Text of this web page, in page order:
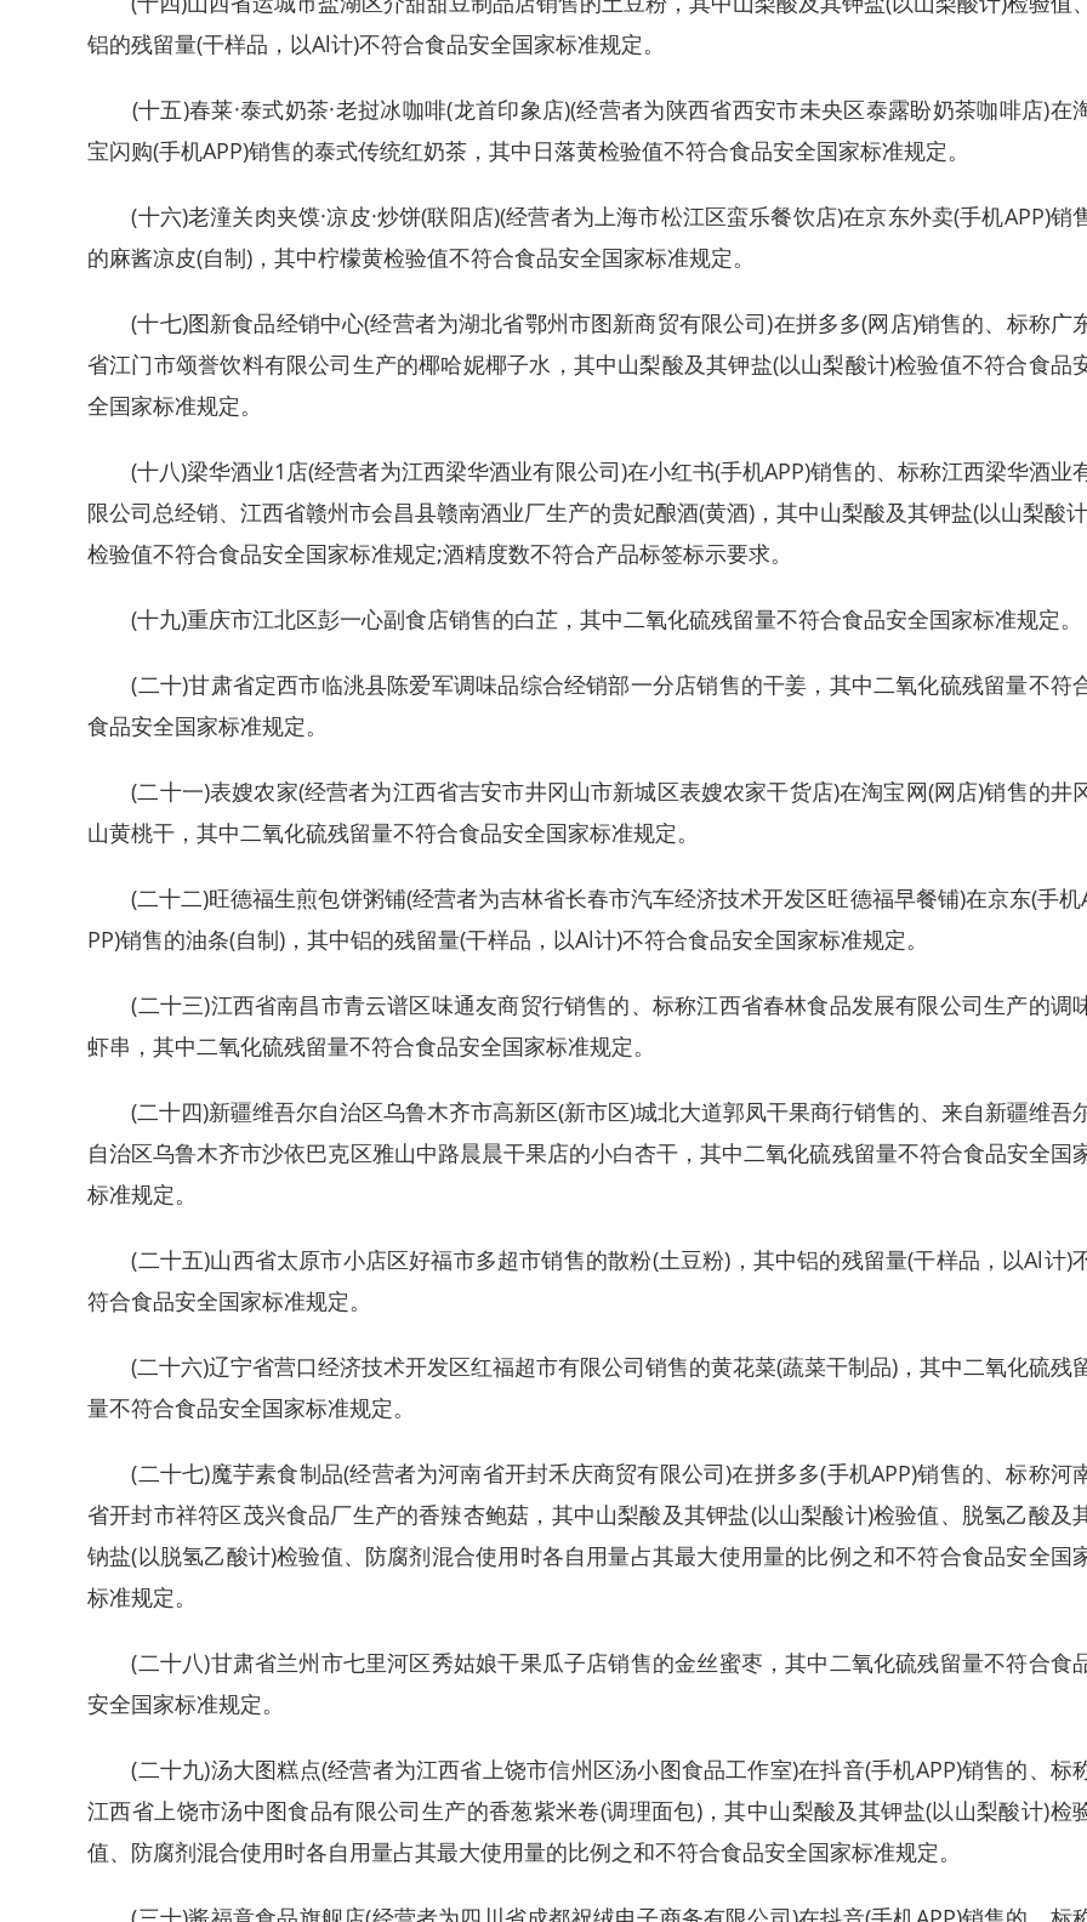
铝的残留量(干样品，以Al计)不符合食品安全国家标准规定。
(十五)春莱·泰式奶茶·老挝冰咖啡(龙首印象店)(经营者为陕西省西安市未央区泰露盼奶茶咖啡店)在
宝闪购(手机APP)销售的泰式传统红奶茶，其中日落黄检验值不符合食品安全国家标准规定。
(十六)老潼关肉夹馍·凉皮·炒饼(联阳店)(经营者为上海市松江区蛮乐餐饮店)在京东外卖(手机APP)销
的麻酱凉皮(自制)，其中柠檬黄检验值不符合食品安全国家标准规定。
(十七)图新食品经销中心(经营者为湖北省鄂州市图新商贸有限公司)在拼多多(网店)销售的、标称广
省江门市颂誉饮料有限公司生产的椰哈妮椰子水，其中山梨酸及其钾盐(以山梨酸计)检验值不符合食品
全国家标准规定。
(十八)梁华酒业1店(经营者为江西梁华酒业有限公司)在小红书(手机APP)销售的、标称江西梁华酒业
限公司总经销、江西省赣州市会昌县赣南酒业厂生产的贵妃酿酒(黄酒)，其中山梨酸及其钾盐(以山梨酸
检验值不符合食品安全国家标准规定;酒精度数不符合产品标签标示要求。
(十九)重庆市江北区彭一心副食店销售的白芷，其中二氧化硫残留量不符合食品安全国家标准规定。
(二十)甘肃省定西市临洮县陈爱军调味品综合经销部一分店销售的干姜，其中二氧化硫残留量不符
食品安全国家标准规定。
(二十一)表嫂农家(经营者为江西省吉安市井冈山市新城区表嫂农家干货店)在淘宝网(网店)销售的井
山黄桃干，其中二氧化硫残留量不符合食品安全国家标准规定。
(二十二)旺德福生煎包饼粥铺(经营者为吉林省长春市汽车经济技术开发区旺德福早餐铺)在京东(手机
PP)销售的油条(自制)，其中铝的残留量(干样品，以Al计)不符合食品安全国家标准规定。
(二十三)江西省南昌市青云谱区味通友商贸行销售的、标称江西省春林食品发展有限公司生产的调
虾串，其中二氧化硫残留量不符合食品安全国家标准规定。
(二十四)新疆维吾尔自治区乌鲁木齐市高新区(新市区)城北大道郭凤干果商行销售的、来自新疆维吾
自治区乌鲁木齐市沙依巴克区雅山中路晨晨干果店的小白杏干，其中二氧化硫残留量不符合食品安全国
标准规定。
(二十五)山西省太原市小店区好福市多超市销售的散粉(土豆粉)，其中铝的残留量(干样品，以Al计)
符合食品安全国家标准规定。
(二十六)辽宁省营口经济技术开发区红福超市有限公司销售的黄花菜(蔬菜干制品)，其中二氧化硫残
量不符合食品安全国家标准规定。
(二十七)魔芋素食制品(经营者为河南省开封禾庆商贸有限公司)在拼多多(手机APP)销售的、标称河
省开封市祥符区茂兴食品厂生产的香辣杏鲍菇，其中山梨酸及其钾盐(以山梨酸计)检验值、脱氢乙酸及
钠盐(以脱氢乙酸计)检验值、防腐剂混合使用时各自用量占其最大使用量的比例之和不符合食品安全国
标准规定。
(二十八)甘肃省兰州市七里河区秀姑娘干果瓜子店销售的金丝蜜枣，其中二氧化硫残留量不符合食
安全国家标准规定。
(二十九)汤大图糕点(经营者为江西省上饶市信州区汤小图食品工作室)在抖音(手机APP)销售的、标
江西省上饶市汤中图食品有限公司生产的香葱紫米卷(调理面包)，其中山梨酸及其钾盐(以山梨酸计)检
值、防腐剂混合使用时各自用量占其最大使用量的比例之和不符合食品安全国家标准规定。